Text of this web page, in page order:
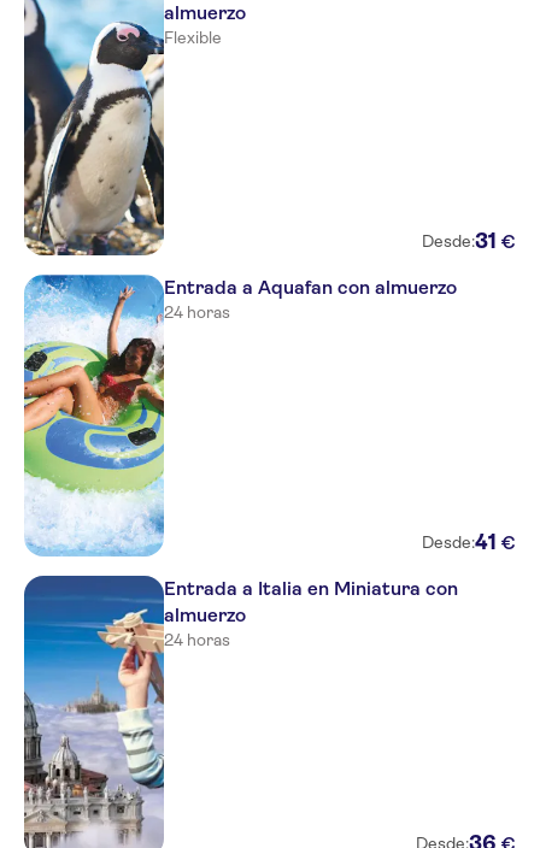
almuerzo
Flexible
Desde:31 €
Entrada a Aquafan con almuerzo
24 horas
Desde:41 €
Entrada a Italia en Miniatura con
almuerzo
24 horas
Desde:36